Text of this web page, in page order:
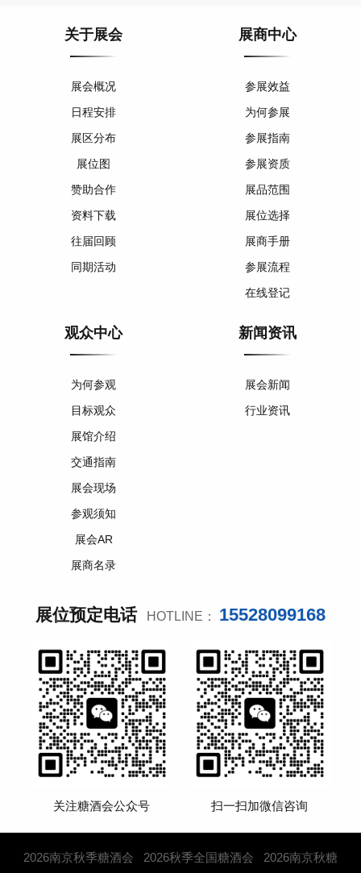
关于展会
展会概况
日程安排
展区分布
展位图
赞助合作
资料下载
往届回顾
同期活动
展商中心
参展效益
为何参展
参展指南
参展资质
展品范围
展位选择
展商手册
参展流程
在线登记
观众中心
为何参观
目标观众
展馆介绍
交通指南
展会现场
参观须知
展会AR
展商名录
新闻资讯
展会新闻
行业资讯
展位预定电话 HOTLINE： 15528099168
关注糖酒会公众号 扫一扫加微信咨询
2026南京秋季糖酒会 2026秋季全国糖酒会 2026南京秋糖